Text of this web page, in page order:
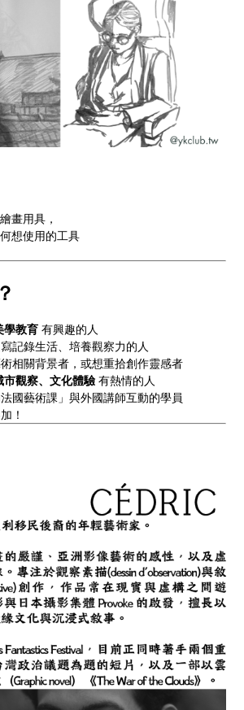
畫用具，
想使用的工具
學教育 有興趣的人
記錄生活、培養觀察力的人
相關背景者，或想重拾創作靈感者
市觀察、文化體驗 有熱情的人
國藝術課」與外國講師互動的學員
！